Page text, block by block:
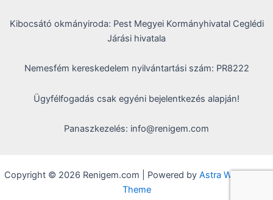
Kibocsátó okmányiroda: Pest Megyei Kormányhivatal Ceglédi
Járási hivatala
Nemesfém kereskedelem nyilvántartási szám: PR8222
Ügyfélfogadás csak egyéni bejelentkezés alapján!
Panaszkezelés: info@renigem.com
Copyright © 2026 Renigem.com | Powered by Astra WordPress
Theme